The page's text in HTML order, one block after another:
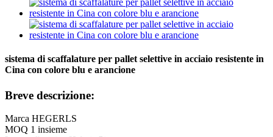
sistema di scaffalature per pallet selettive in acciaio resistente in
Cina con colore blu e arancione
Breve descrizione:
Marca HEGERLS
MOQ 1 insieme